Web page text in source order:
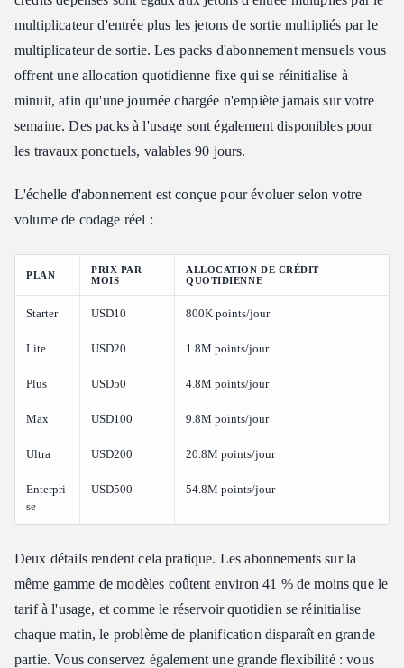
multiplicateur d'entrée plus les jetons de sortie multipliés par le
multiplicateur de sortie. Les packs d'abonnement mensuels vous
offrent une allocation quotidienne fixe qui se réinitialise à
minuit, afin qu'une journée chargée n'empiète jamais sur votre
semaine. Des packs à l'usage sont également disponibles pour
les travaux ponctuels, valables 90 jours.
L'échelle d'abonnement est conçue pour évoluer selon votre
volume de codage réel :
PLAN
PRIX PAR
MOIS
ALLOCATION DE CRÉDIT
QUOTIDIENNE
Starter USD10 800K points/jour
Lite USD20 1.8M points/jour
Plus USD50 4.8M points/jour
Max USD100 9.8M points/jour
Ultra USD200 20.8M points/jour
Enterpri
se
USD500 54.8M points/jour
Deux détails rendent cela pratique. Les abonnements sur la
même gamme de modèles coûtent environ 41 % de moins que le
tarif à l'usage, et comme le réservoir quotidien se réinitialise
chaque matin, le problème de planification disparaît en grande
partie. Vous conservez également une grande flexibilité : vous